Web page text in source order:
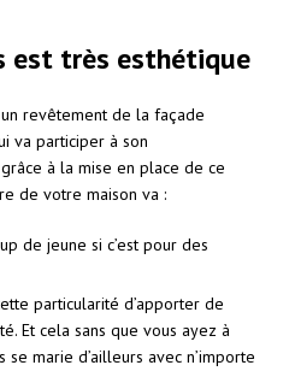
est très esthétique
revêtement de la façade
va participer à son
à la mise en place de ce
de votre maison va :
de jeune si c’est pour des
particularité d’apporter de
Et cela sans que vous ayez à
marie d’ailleurs avec n’importe